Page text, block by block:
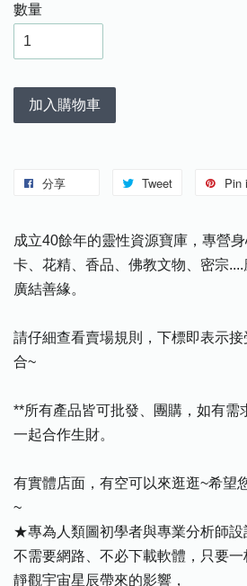
數量
加入購物車
分享 Tweet Pin
成立40餘年的靈性資源寶庫，專營
卡、花精、香品、佛教文物、密宗....
廣結善緣。
請仔細查看賣場規則，下標即表示
合~
**所有產品皆可批發、團購，如有需
一起合作生財。
有實體店面，有空可以來逛逛~希望
~
★專為人類圖初學者與專業分析師
不需要網路、不必下載軟體，只要一
靜觀宇宙星辰帶來的影響，